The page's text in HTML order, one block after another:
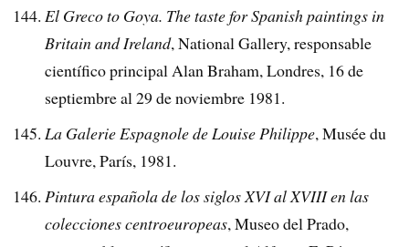
El Greco to Goya. The taste for Spanish paintings in
Britain and Ireland, National Gallery, responsable
científico principal Alan Braham, Londres, 16 de
septiembre al 29 de noviembre 1981.
La Galerie Espagnole de Louise Philippe, Musée du
Louvre, París, 1981.
Pintura española de los siglos XVI al XVIII en las
colecciones centroeuropeas, Museo del Prado,